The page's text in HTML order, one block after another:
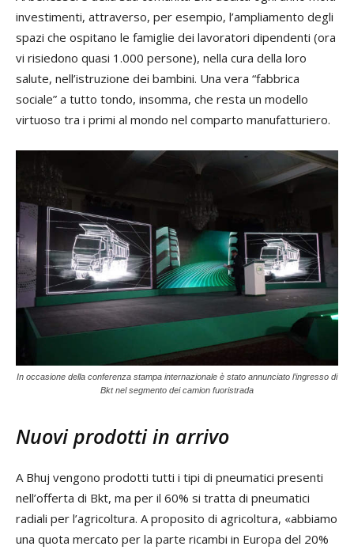
investimenti, attraverso, per esempio, l’ampliamento degli
spazi che ospitano le famiglie dei lavoratori dipendenti (ora
vi risiedono quasi 1.000 persone), nella cura della loro
salute, nell’istruzione dei bambini. Una vera “fabbrica
sociale” a tutto tondo, insomma, che resta un modello
virtuoso tra i primi al mondo nel comparto manufatturiero.
In occasione della conferenza stampa internazionale è stato annunciato l’ingresso di
Bkt nel segmento dei camion fuoristrada
Nuovi prodotti in arrivo
A Bhuj vengono prodotti tutti i tipi di pneumatici presenti
nell’offerta di Bkt, ma per il 60% si tratta di pneumatici
radiali per l’agricoltura. A proposito di agricoltura, «abbiamo
una quota mercato per la parte ricambi in Europa del 20%